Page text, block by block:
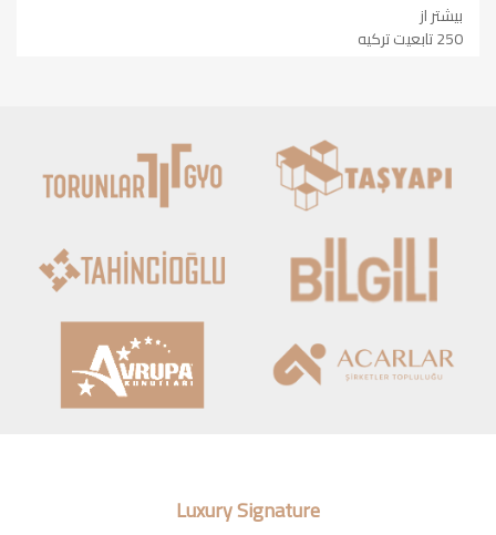
بیشتر از
250 تابعیت ترکیه
Luxury Signature